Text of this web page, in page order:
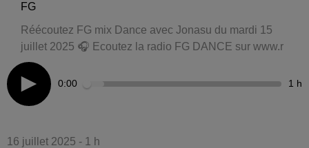
FG
Réécoutez FG mix Dance avec Jonasu du mardi 15
juillet 2025 🎧 Ecoutez la radio FG DANCE sur www.r
0:00 1 h
16 juillet 2025 - 1 h